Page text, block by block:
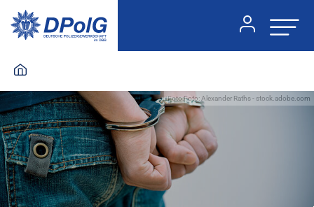
Foto:Foto: Alexander Raths - stock.adobe.com